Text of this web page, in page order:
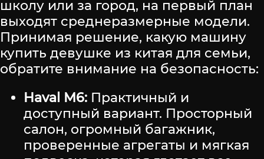
школу или за город, на первый план
выходят среднеразмерные модели.
Принимая решение, какую машину
купить девушке из китая для семьи,
обратите внимание на безопасность:
Haval M6: Практичный и
доступный вариант. Просторный
салон, огромный багажник,
проверенные агрегаты и мягкая